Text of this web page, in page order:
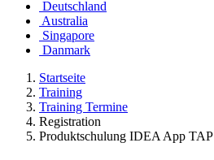
Deutschland
Australia
Singapore
Danmark
Startseite
Training
Training Termine
Registration
Produktschulung IDEA App TAP